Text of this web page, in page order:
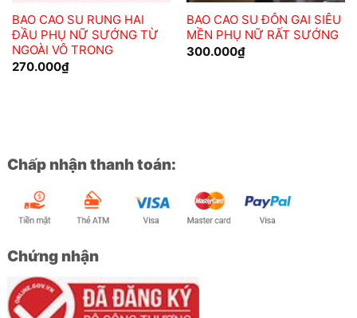
BAO CAO SU RUNG HAI
ĐẦU PHỤ NỮ SƯỚNG TỪ
NGOÀI VÔ TRONG
270.000₫
BAO CAO SU ĐÔN GAI SIÊU
MỀN PHỤ NỮ RẤT SƯỚNG
300.000₫
Chấp nhận thanh toán:
Chứng nhận